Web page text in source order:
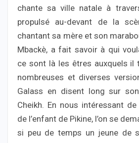
chante sa ville natale à
propulsé au-devant de la
chantant sa mère et son
Mbackè, a fait savoir à qui
ce sont là les êtres auxquels il
nombreuses et diverses
Galass en disent long sur
Cheikh. En nous intéressant
de l’enfant de Pikine, l’on se
si peu de temps un jeune de